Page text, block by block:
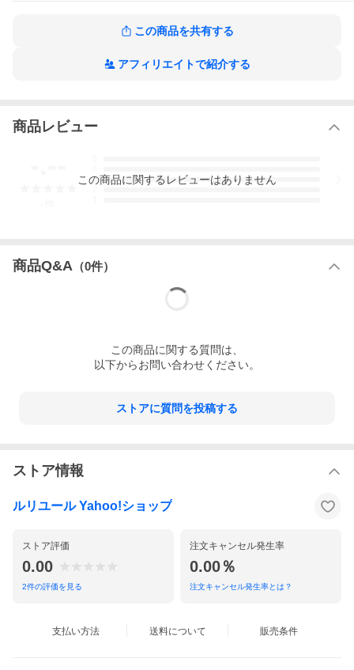
この商品を共有する
アフィリエイトで紹介する
商品レビュー
3
この商品に関するレビューはありません
商品Q&A （0件）
この商品に関する質問は、
以下からお問い合わせください。
ストアに質問を投稿する
ストア情報
ルリユール Yahoo!ショップ
ストア評価
0.00
2件の評価を見る
注文キャンセル発生率
0.00％
注文キャンセル発生率とは？
支払い方法 送料について 販売条件